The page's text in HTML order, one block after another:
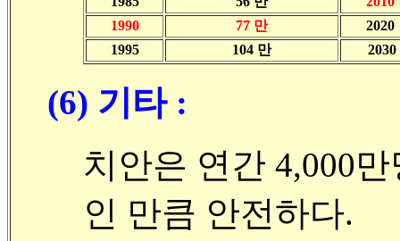
1990
77 만
2020
1995
104 만 2030
(6) 기타 :
치안은 연간 4,000
인 만큼 안전하다.